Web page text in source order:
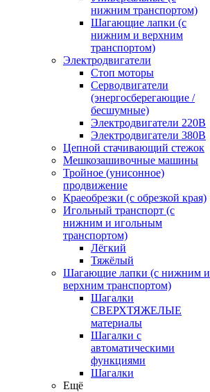
нижним транспортом)
Шагающие лапки (с
нижним и верхним
транспортом)
Электродвигатели
Стоп моторы
Серводвигатели
(энергосберегающие /
бесшумные)
Электродвигатели 220В
Электродвигатели 380В
Цепной стачивающий стежок
Мешкозашивочные машины
Тройное (унисонное)
продвижение
Краеобрезки (с обрезкой края)
Игольный транспорт (с
нижним и игольным
транспортом)
Лёгкий
Тяжёлый
Шагающие лапки (с нижним и
верхним транспортом)
Шагалки
СВЕРХТЯЖЕЛЫЕ
материалы
Шагалки с
автоматическими
функциями
Шагалки
Ещё